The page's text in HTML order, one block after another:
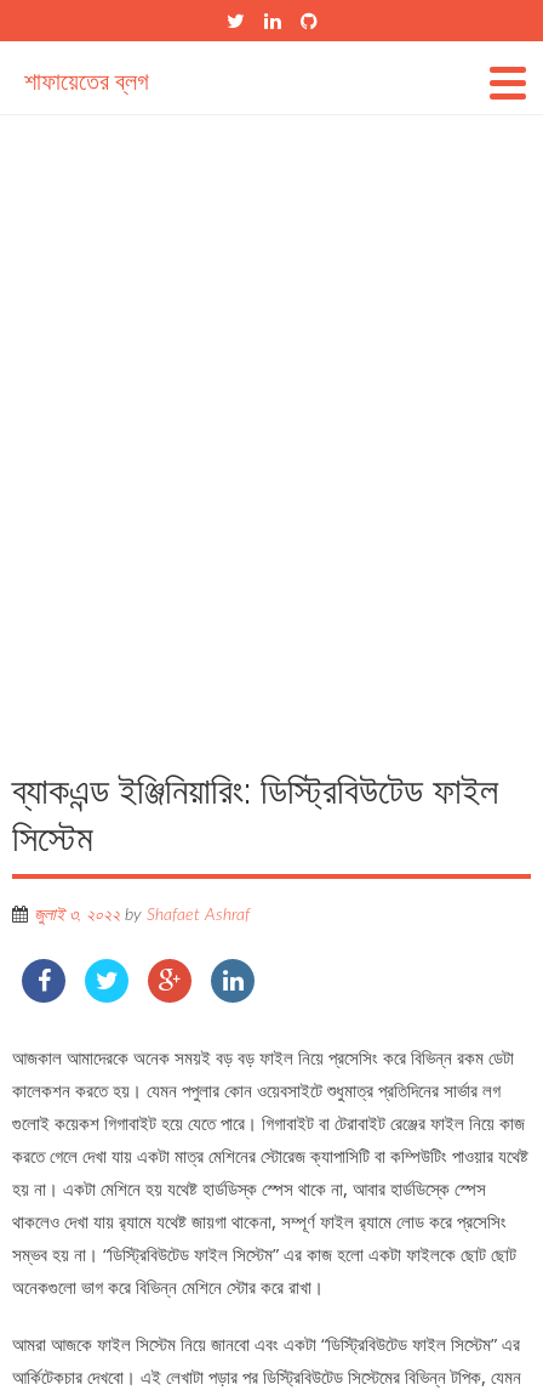
শাফায়েতের ব্লগ
ব্যাকএন্ড ইঞ্জিনিয়ারিং: ডিস্ট্রিবিউটেড ফাইল
সিস্টেম
জুলাই ৩, ২০২২ by Shafaet Ashraf
আজকাল আমাদেরকে অনেক সময়ই বড় বড় ফাইল নিয়ে প্রসেসিং করে বিভিন্ন রকম ডেটা
কালেকশন করতে হয়। যেমন পপুলার কোন ওয়েবসাইটে শুধুমাত্র প্রতিদিনের সার্ভার লগ
গুলোই কয়েকশ গিগাবাইট হয়ে যেতে পারে। গিগাবাইট বা টেরাবাইট রেঞ্জের ফাইল নিয়ে কাজ
করতে গেলে দেখা যায় একটা মাত্র মেশিনের স্টোরেজ ক্যাপাসিটি বা কম্পিউটিং পাওয়ার যথেষ্ট
হয় না। একটা মেশিনে হয় যথেষ্ট হার্ডডিস্ক স্পেস থাকে না, আবার হার্ডডিস্কে স্পেস
থাকলেও দেখা যায় র‌্যামে যথেষ্ট জায়গা থাকেনা, সম্পূর্ণ ফাইল র‌্যামে লোড করে প্রসেসিং
সম্ভব হয় না। “ডিস্ট্রিবিউটেড ফাইল সিস্টেম” এর কাজ হলো একটা ফাইলকে ছোট ছোট
অনেকগুলো ভাগ করে বিভিন্ন মেশিনে স্টোর করে রাখা।
আমরা আজকে ফাইল সিস্টেম নিয়ে জানবো এবং একটা “ডিস্ট্রিবিউটেড ফাইল সিস্টেম” এর
আর্কিটেকচার দেখবো। এই লেখাটা পড়ার পর ডিস্ট্রিবিউটেড সিস্টেমের বিভিন্ন টপিক, যেমন